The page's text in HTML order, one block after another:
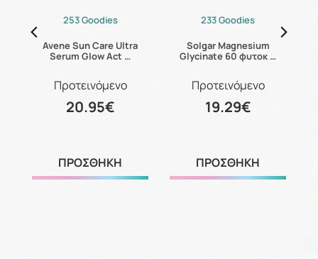
253 Goodies
Avene Sun Care Ultra
Serum Glow Act …
Προτεινόμενο
20.95€
ΠΡΟΣΘΗΚΗ
233 Goodies
Solgar Magnesium
Glycinate 60 φυτοκ …
Προτεινόμενο
19.29€
ΠΡΟΣΘΗΚΗ